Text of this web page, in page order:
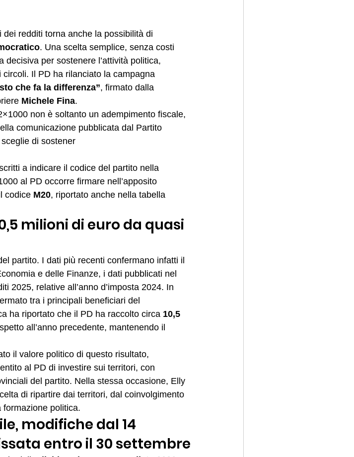
dei redditi torna anche la possibilità di
. Una scelta semplice, senza costi
per sostenere l’attività politica,
circoli. Il PD ha rilanciato la campagna
che fa la differenza”, firmato dalla
Michele Fina.
non è soltanto un adempimento fiscale,
comunicazione pubblicata dal Partito
di sostener
a indicare il codice del partito nella
al PD occorre firmare nell’apposito
codice M20, riportato anche nella tabella
milioni di euro da quasi
partito. I dati più recenti confermano infatti il
e delle Finanze, i dati pubblicati nel
2025, relative all’anno d’imposta 2024. In
tra i principali beneficiari del
ha riportato che il PD ha raccolto circa 10,5
all’anno precedente, mantenendo il
il valore politico di questo risultato,
al PD di investire sui territori, con
del partito. Nella stessa occasione, Elly
di ripartire dai territori, dal coinvolgimento
politica.
modifiche dal 14
entro il 30 settembre